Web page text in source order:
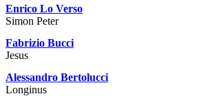
Enrico Lo Verso
Simon Peter
Fabrizio Bucci
Jesus
Alessandro Bertolucci
Longinus